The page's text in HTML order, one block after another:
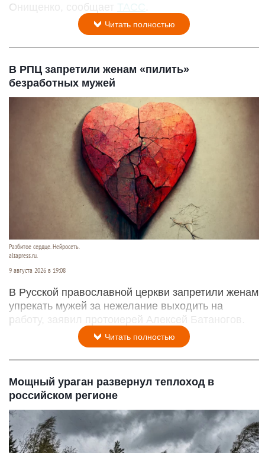
Онищенко, сообщает ТАСС
Читать полностью
В РПЦ запретили женам «пилить»
безработных мужей
Разбитое сердце. Нейросеть.
altapress.ru.
9 августа 2026 в 19:08
В Русской православной церкви запретили женам
упрекать мужей за нежелание выходить на
работу, заявил протоиерей Алексей Батаногов.
Читать полностью
Мощный ураган развернул теплоход в
российском регионе